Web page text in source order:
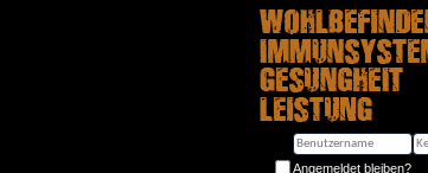
Angemeldet bleiben?